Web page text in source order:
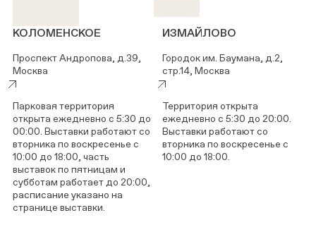
КОЛОМЕНСКОЕ
Проспект Андропова, д.39,
Москва
Парковая территория
открыта ежедневно с 5:30 до
00:00. Выставки работают со
вторника по воскресенье с
10:00 до 18:00, часть
выставок по пятницам и
субботам работает до 20:00,
расписание указано на
странице выставки.
ИЗМАЙЛОВО
Городок им. Баумана, д.2,
стр.14, Москва
Территория открыта
ежедневно с 5:30 до 20:00.
Выставки работают со
вторника по воскресенье с
10:00 до 18:00.